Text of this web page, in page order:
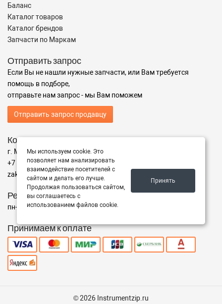
Баланс
Каталог товаров
Каталог брендов
Запчасти по Маркам
Отправить запрос
Если Вы не нашли нужные запчасти, или Вам требуется
помощь в подборе,
отправьте нам запрос - мы Вам поможем
Отправить запрос продавцу
Контакты
г. Москва ул. Адрес
+7 (499) 350-94-25
zakaz@instrumentzip.ru
Режим работы
пн-пт с 9:00 до 18:00, сб 9:00 до 16:00, вс - выходной
Принимаем к оплате
© 2026 Instrumentzip.ru
Мы используем cookie. Это
позволяет нам анализировать
взаимодействие посетителей с
сайтом и делать его лучше.
Продолжая пользоваться сайтом,
вы соглашаетесь с
использованием файлов cookie.
Принять